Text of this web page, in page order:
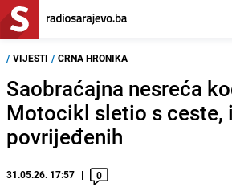
/ VIJESTI / CRNA HRONIKA
Saobraćajna nesreća
Motocikl sletio s ceste,
povrijeđenih
31.05.26. 17:57 0